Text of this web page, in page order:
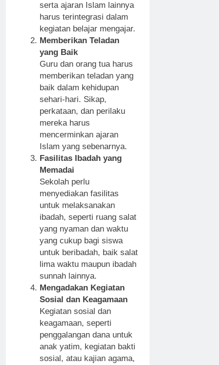
serta ajaran Islam lainnya
harus terintegrasi dalam
kegiatan belajar mengajar.
Memberikan Teladan
yang Baik
Guru dan orang tua harus
memberikan teladan yang
baik dalam kehidupan
sehari-hari. Sikap,
perkataan, dan perilaku
mereka harus
mencerminkan ajaran
Islam yang sebenarnya.
Fasilitas Ibadah yang
Memadai
Sekolah perlu
menyediakan fasilitas
untuk melaksanakan
ibadah, seperti ruang salat
yang nyaman dan waktu
yang cukup bagi siswa
untuk beribadah, baik salat
lima waktu maupun ibadah
sunnah lainnya.
Mengadakan Kegiatan
Sosial dan Keagamaan
Kegiatan sosial dan
keagamaan, seperti
penggalangan dana untuk
anak yatim, kegiatan bakti
sosial, atau kajian agama,